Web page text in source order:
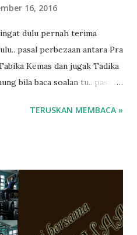
16, 2016
ingat dulu pernah terima
pasal perbezaan antara Pra
Kemas dan jugak Tadika
bila baca soalan tu.. pasal
sorang dan aku hentam je
bila fikir-fikirkan balik terasa
sebagai ibubapa.. dan kami
abg long dah masuk 2 tahun
tapi nampaknya kenal huruf
TERUSKAN MEMBACA »